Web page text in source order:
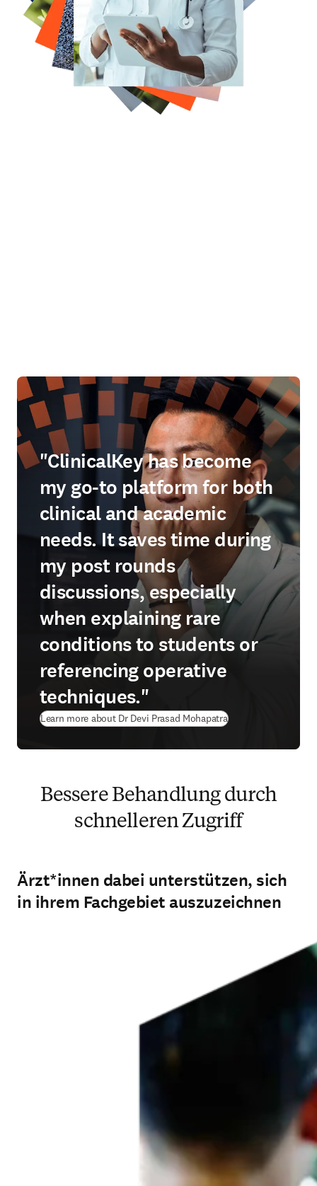
"ClinicalKey has become
my go-to platform for both
clinical and academic
needs. It saves time during
my post rounds
discussions, especially
when explaining rare
conditions to students or
referencing operative
techniques."
Learn more about Dr Devi Prasad Mohapatra
Bessere Behandlung durch
schnelleren Zugriff
Ärzt*innen dabei unterstützen, sich
in ihrem Fachgebiet auszuzeichnen